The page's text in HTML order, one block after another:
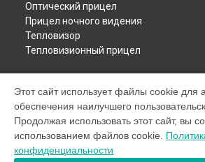
Оптический прицел
Прицел ночного видения
Тепловизор
Тепловизионный прицел
Цены
Гарантия
Доставка
Контакты
Этот сайт использует файлы cookie для
обеспечения наилучшего
Продолжая использовать этот сайт, вы
использованием файлов cookie.
конфиденциальности